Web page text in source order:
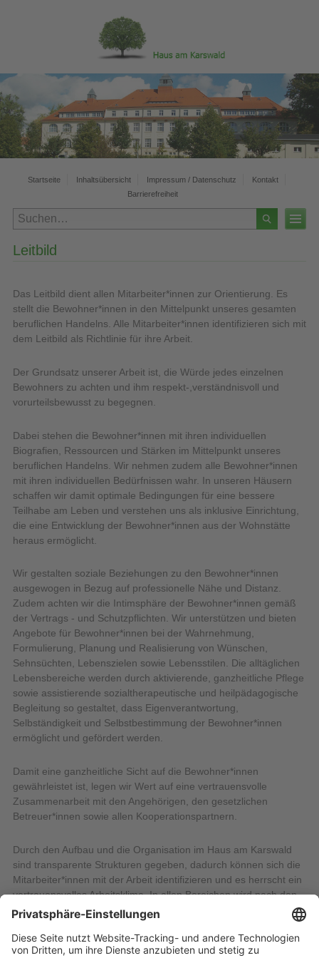
Startseite Inhaltsübersicht Impressum / Datenschutz
Kontakt
Barrierefreiheit
Leitbild
Das Leitbild dient allen Mitarbeiter*innen zur Orientierung. Es
stellt die Bewohner*innen in den Mittelpunkt unseres gesamten
beruflichen Handelns. Alle Mitarbeiter*innen identifizieren sich mit
dem Leitbild als Richtlinie für ihre Arbeit.
Der Grundsatz unserer Arbeit ist, die Würde jedes einzelnen
Bewohners zu achten und ihm respekt-,verständnisvoll und
vorurteilsbewusst zu begegnen.
Dabei stehen die Bewohner*innen mit ihren individuellen
Biografien, Ressourcen und Stärken im Mittelpunkt unseres
beruflichen Handelns. Wir nehmen zudem alle Bewohner*innen
mit ihren individuellen Bedürfnissen wahr. In unseren Häusern
schaffen wir damit optimale Bedingungen für eine bessere
Teilhabe am Leben und verstehen uns als inklusive Einrichtung,
die eine Entwicklung der Bewohner*innen aus der Wohnstätte
heraus ermöglicht.
Wir gestalten soziale Beziehungen zu den Bewohner*innen
ausgewogen in Bezug auf professionelle Nähe und Distanz.
Zudem achten wir die Intimsphäre der Bewohner*innen gemäß
der Vertrags - und Schutzpflichten. Wir unterstützen und bieten
Angebote für Bewohner*innen bei der Wahrnehmung,
Formulierung, Planung und Realisierung von Wünschen,
Sehnsüchten, Lebenszielen sowie Lebensstilen. Die alltäglichen
Lebensbereiche werden durch aktivierende, ganzheitliche Pflege
sowie assistierende sozialtherapeutische und heilpädagogische
Begleitung so gestaltet, dass Eigenverantwortung,
Selbständigkeit und Selbstbestimmung der Bewohner*innen
ermöglicht und gefördert werden.
Damit eine ganzheitliche Sicht auf die Bewohner*innen
gewährleistet ist, legen wir Wert auf eine vertrauensvolle
Zusammenarbeit mit den Angehörigen, den gesetzlichen
Betreuer*innen sowie allen Kooperationspartnern.
Durch den Aufbau und die Organisation im Haus am Karswald
sind transparente Strukturen gegeben, dadurch können sich die
Mitarbeiter*innen mit der Arbeit identifizieren und es herrscht ein
vertrauensvolles Arbeitsklima. In allen Bereichen wird nach den
neusten wissenschaftlichen Erkenntnissen gearbeitet. Die
Gestaltung der Prozesse und Vorgänge wird von den
Mitarbeiter*innen aktiv unterstützt. Um den vielfältigen und
komplexen Aufgaben gewachsen zu sein, ist eine ständige Fort-